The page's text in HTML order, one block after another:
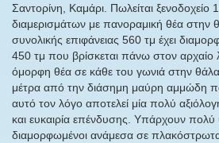
Σαντορίνη, Καμάρι. Πωλείται
διαμερισμάτων με πανοραμική θέα στην
συνολικής επιφάνειας 560 τμ έχει
450 τμ που βρίσκεται πάνω στον
όμορφη θέα σε κάθε του γωνιά στην
μέτρα από την διάσημη μαύρη αμμώδη
αυτό τον λόγο αποτελεί μία πολύ
και ευκαιρία επένδυσης. Υπάρχουν πολύ
διαμορφωμένοι ανάμεσα σε